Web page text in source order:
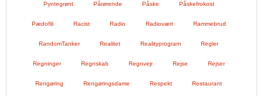
Pyntegrønt Pårørende Påske Påskefrokost
Pædofili Racist Radio Radiovært Rammebrud
RandomTanker Realitet Realityprogram Regler
Regninger Regnskab Regnvejr Rejse Rejser
Rengøring Rengøringsdame Respekt Restaurant